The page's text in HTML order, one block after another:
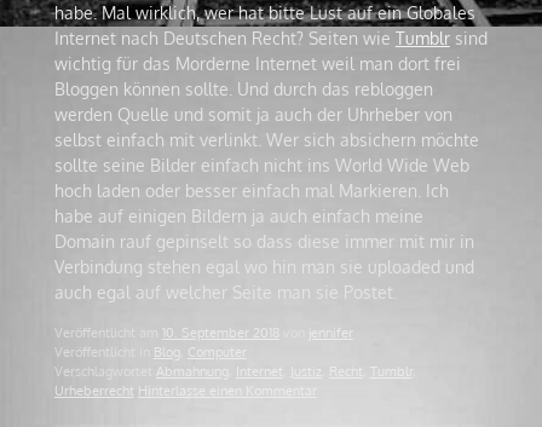
habe. Mal wirklich, wer hat bitte Lust auf ein Globales
Internet nach Deutschen Recht? Seiten wie Tumblrsind
wichtig für das Morderne Internet weil man dort frei
Bloggen können sollte. Und durch das rebloggen
werden Quelle und somit ja auch der Uhrheber von
selbst einfach mit verlinkt. Wer sich absichern möchte
sollte seine Bilder einfach nicht ins World Wide Web
hoch laden oder besser einfach mal Markieren. Ich
habe auf einigen Bildern ja auch einfach meine
Domain rauf gepinselt so dass diese immer mit mir in
Verbindung stehen egal wo hin man sie uploaded und
auch egal auf welcher Seite man sie Postet.
Veröffentlicht am 10. September 2018
jennifer
Veröffentlicht in Blog Computer
Verschlagwortet Abmahnung Internet Justiz Recht Tumblr
Urheberrecht Hinterlasse einen Kommentar